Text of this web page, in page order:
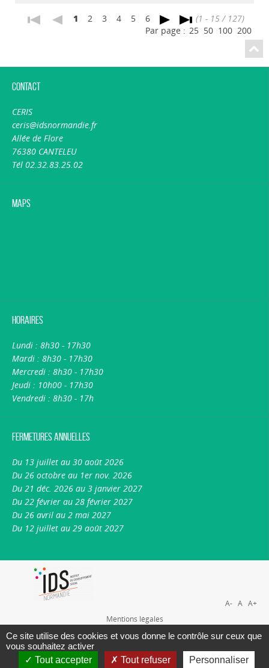
1 2 3 4 5 6
(1 - 15 / 127)
Par page : 25 50 100 200
Contact
CERIS
ceris@idsnormandie.fr
Allée de Flore
76380 CANTELEU
Tél 02.32.83.25.02
Maps
Horaires
Lundi : 8h30 - 17h30
Mardi : 8h30 - 17h30
Mercredi : 8h30 - 17h30
Jeudi : 10h00 - 17h30
Vendredi : 8h30 - 17h
Fermetures annuelles
Du 13 juillet au 30 août 2026
Du 26 octobre au 1er nov. 2026
Du 21 déc. 2026 au 3 janvier 2027
Du 22 février au 28 février 2027
Du 26 avril au 2 mai 2027
Du 12 juillet au 29 août 2027
Mentions légales
Plan du site
Nous contacter
A propos du portail
A- A A+
Ce site utilise des cookies et vous donne le contrôle sur ceux que
vous souhaitez activer
Tout accepter
Tout refuser Personnaliser